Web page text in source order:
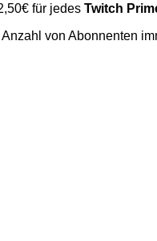
für jedes Twitch
von Abonnenten